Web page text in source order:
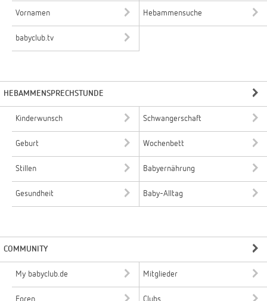
Vornamen Hebammensuche
babyclub.tv
HEBAMMENSPRECHSTUNDE
Kinderwunsch Schwangerschaft
Geburt Wochenbett
Stillen Babyernährung
Gesundheit Baby-Alltag
COMMUNITY
My babyclub.de Mitglieder
Foren Clubs